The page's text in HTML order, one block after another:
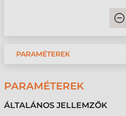
PARAMÉTEREK
PARAMÉTEREK
ÁLTALÁNOS JELLEMZŐK